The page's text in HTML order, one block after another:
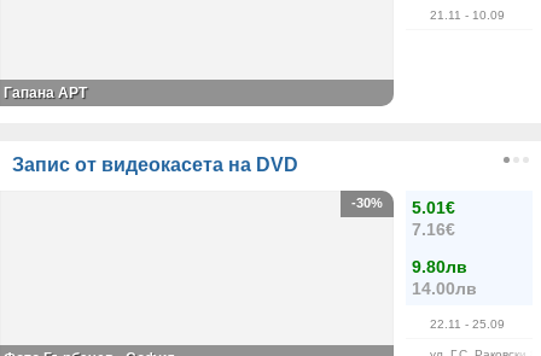
21.11 - 10.09
Гапана АРТ
Запис от видеокасета на DVD
5.01€
7.16€
9.80лв
14.00лв
22.11 - 25.09
-30%